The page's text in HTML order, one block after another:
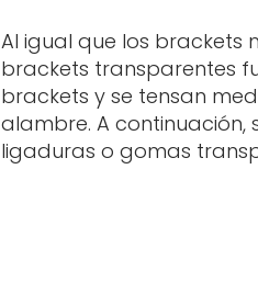
Al igual que los brackets
brackets transparentes
brackets y se tensan
alambre. A continuación,
ligaduras o gomas